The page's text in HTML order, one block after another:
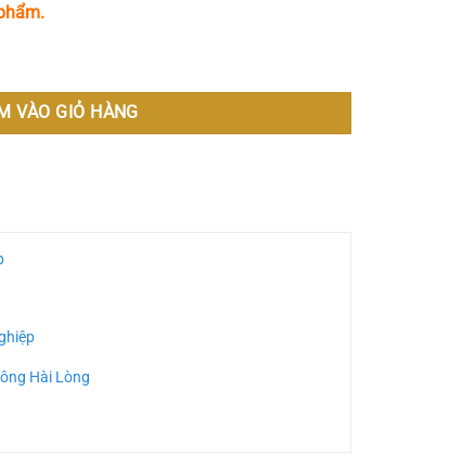
MS996 số lượng
VÀO GIỎ HÀNG
Hài Lòng